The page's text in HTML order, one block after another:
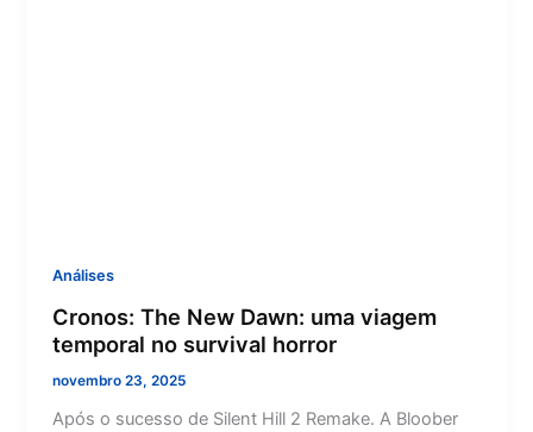
Análises
Cronos: The New Dawn: uma viagem
temporal no survival horror
novembro 23, 2025
Após o sucesso de Silent Hill 2 Remake. A Bloober